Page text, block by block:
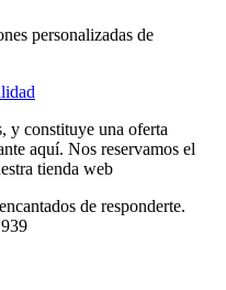
personalizadas de
y constituye una oferta
aquí. Nos reservamos el
tienda web
de responderte.